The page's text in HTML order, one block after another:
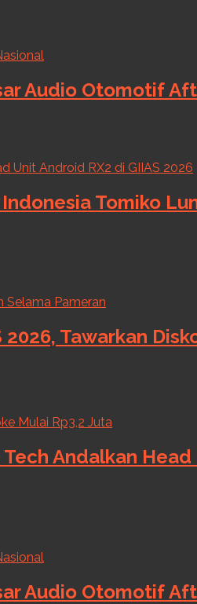
Audio Otomotif
Tomiko
Tawarkan
Andalkan
Audio Otomotif